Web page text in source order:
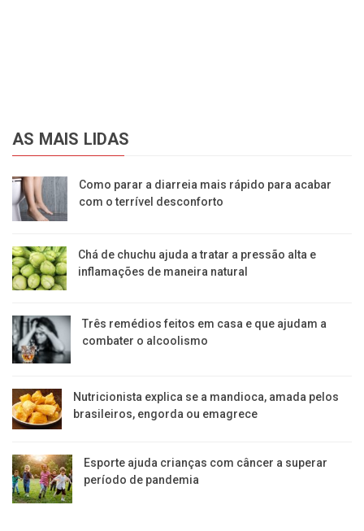
AS MAIS LIDAS
Como parar a diarreia mais rápido para acabar
com o terrível desconforto
Chá de chuchu ajuda a tratar a pressão alta e
inflamações de maneira natural
Três remédios feitos em casa e que ajudam a
combater o alcoolismo
Nutricionista explica se a mandioca, amada pelos
brasileiros, engorda ou emagrece
Esporte ajuda crianças com câncer a superar
período de pandemia